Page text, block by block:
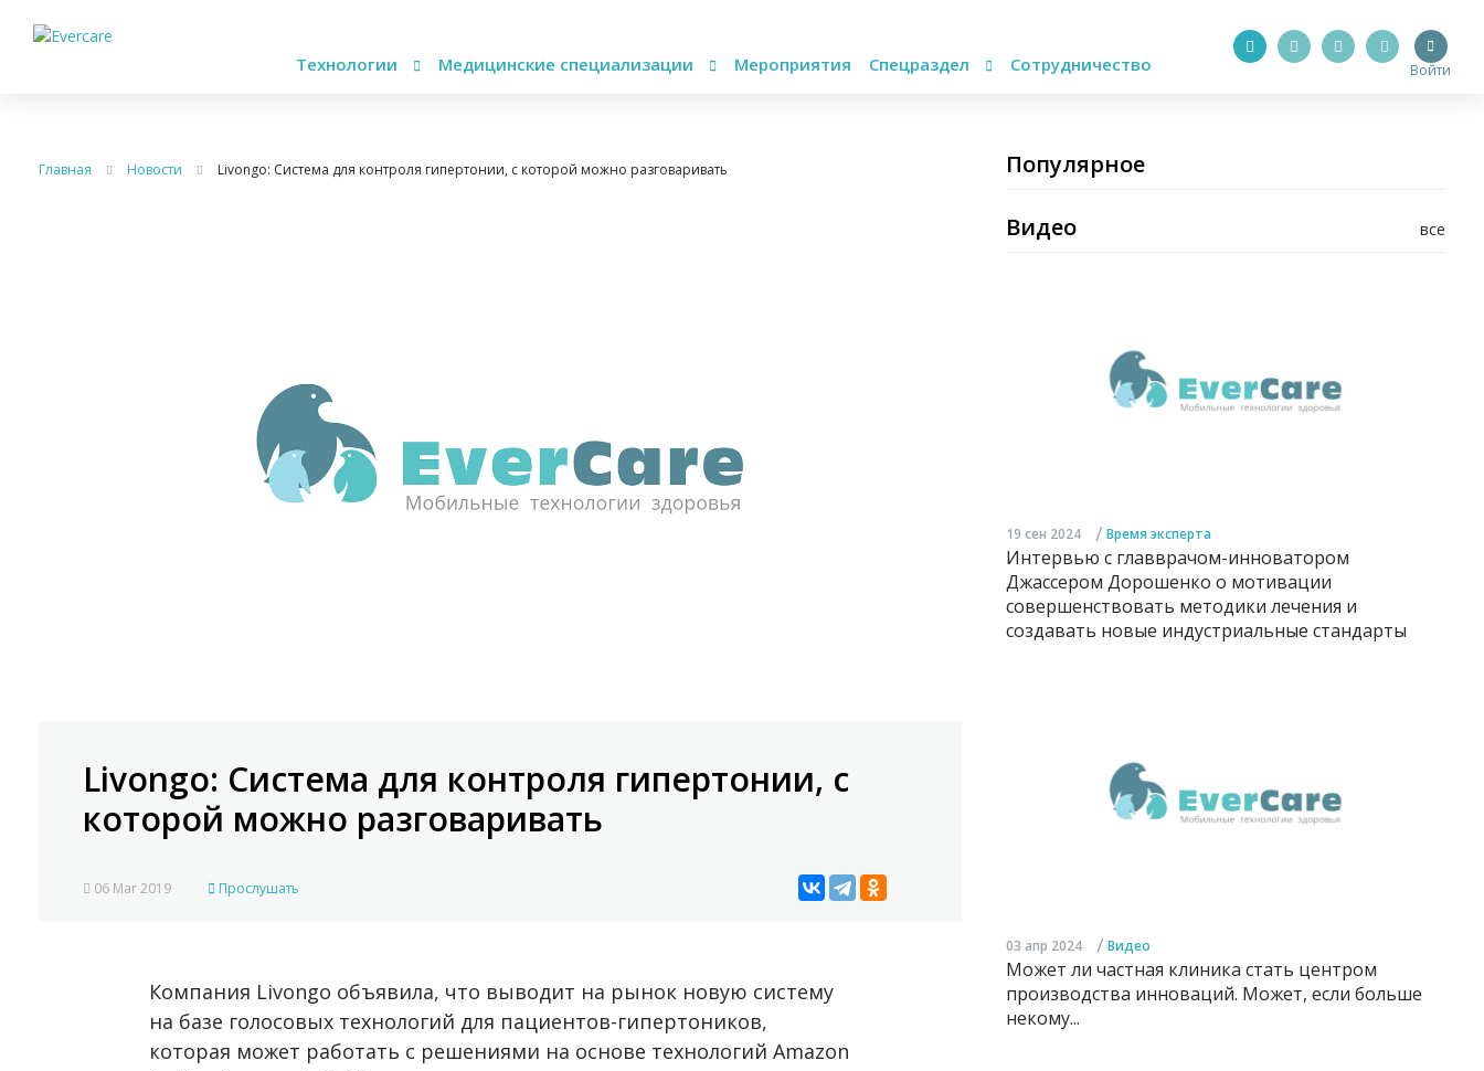
Технологии Медицинские специализации Мероприятия Спецраздел Сотрудничество Войти
Главная Новости Livongo: Система для контроля гипертонии, с которой можно разговаривать
Livongo: Система для контроля гипертонии, с
которой можно разговаривать
06 Mar 2019 Прослушать
Компания Livongo объявила, что выводит на рынок новую систему
на базе голосовых технологий для пациентов-гипертоников,
которая может работать с решениями на основе технологий Amazon
Популярное
все
Видео
19 сен 2024 / Время эксперта
Интервью с главврачом-инноватором
Джассером Дорошенко о мотивации
совершенствовать методики лечения и
создавать новые индустриальные стандарты
03 апр 2024 / Видео
Может ли частная клиника стать центром
производства инноваций. Может, если больше
некому...